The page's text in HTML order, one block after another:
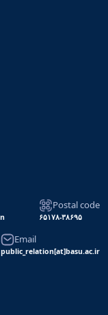
Postal code
۶۵۱۷۸-۳۸۶۹۵
Email
public_relation[at]basu.ac.ir